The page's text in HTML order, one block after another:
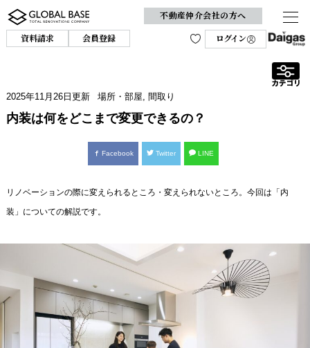
不動産仲介会社の方へ
資料請求
会員登録 ログイン
2025年11月26日更新 場所・部屋, 間取り
内装は何をどこまで変更できるの？
Facebook Twitter LINE
リノベーションの際に変えられるところ・変えられないところ。今回は「内
装」についての解説です。